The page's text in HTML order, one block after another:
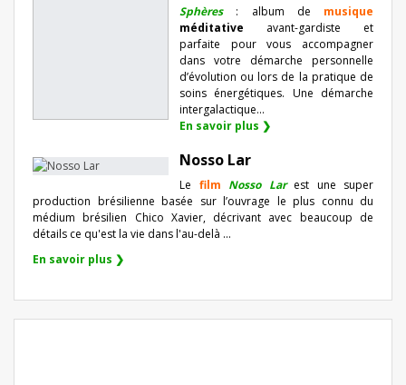
Sphères: album de musique
méditative avant-gardiste et
parfaite pour vous accompagner
dans votre démarche personnelle
d’évolution ou lors de la pratique de
soins énergétiques. Une démarche
intergalactique...
En savoir plus ❯
Nosso Lar
Le film Nosso Lar est une super
production brésilienne basée sur l’ouvrage le plus connu du
médium brésilien Chico Xavier, décrivant avec beaucoup de
détails ce qu'est la vie dans l'au-delà ...
En savoir plus ❯